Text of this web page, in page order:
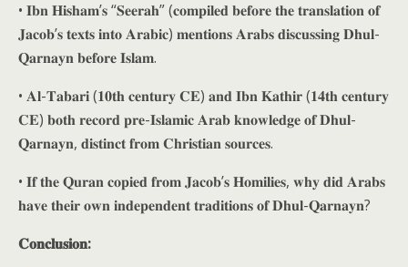
• 𝐈𝐛𝐧 𝐇𝐢𝐬𝐡𝐚𝐦’𝐬 “𝐒𝐞𝐞𝐫𝐚𝐡” (𝐜𝐨𝐦𝐩𝐢𝐥𝐞𝐝 𝐛𝐞𝐟𝐨𝐫𝐞 𝐭𝐡𝐞 𝐭𝐫𝐚𝐧𝐬𝐥𝐚𝐭𝐢𝐨𝐧 𝐨𝐟
𝐉𝐚𝐜𝐨𝐛’𝐬 𝐭𝐞𝐱𝐭𝐬 𝐢𝐧𝐭𝐨 𝐀𝐫𝐚𝐛𝐢𝐜) 𝐦𝐞𝐧𝐭𝐢𝐨𝐧𝐬 𝐀𝐫𝐚𝐛𝐬 𝐝𝐢𝐬𝐜𝐮𝐬𝐬𝐢𝐧𝐠 𝐃𝐡𝐮𝐥-
𝐐𝐚𝐫𝐧𝐚𝐲𝐧 𝐛𝐞𝐟𝐨𝐫𝐞 𝐈𝐬𝐥𝐚𝐦.
• 𝐀𝐥-𝐓𝐚𝐛𝐚𝐫𝐢 (𝟏𝟎𝐭𝐡 𝐜𝐞𝐧𝐭𝐮𝐫𝐲 𝐂𝐄) 𝐚𝐧𝐝 𝐈𝐛𝐧 𝐊𝐚𝐭𝐡𝐢𝐫 (𝟏𝟒𝐭𝐡 𝐜𝐞𝐧𝐭𝐮𝐫𝐲
𝐂𝐄) 𝐛𝐨𝐭𝐡 𝐫𝐞𝐜𝐨𝐫𝐝 𝐩𝐫𝐞-𝐈𝐬𝐥𝐚𝐦𝐢𝐜 𝐀𝐫𝐚𝐛 𝐤𝐧𝐨𝐰𝐥𝐞𝐝𝐠𝐞 𝐨𝐟 𝐃𝐡𝐮𝐥-
𝐐𝐚𝐫𝐧𝐚𝐲𝐧, 𝐝𝐢𝐬𝐭𝐢𝐧𝐜𝐭 𝐟𝐫𝐨𝐦 𝐂𝐡𝐫𝐢𝐬𝐭𝐢𝐚𝐧 𝐬𝐨𝐮𝐫𝐜𝐞𝐬.
• 𝐈𝐟 𝐭𝐡𝐞 𝐐𝐮𝐫𝐚𝐧 𝐜𝐨𝐩𝐢𝐞𝐝 𝐟𝐫𝐨𝐦 𝐉𝐚𝐜𝐨𝐛’𝐬 𝐇𝐨𝐦𝐢𝐥𝐢𝐞𝐬, 𝐰𝐡𝐲 𝐝𝐢𝐝 𝐀𝐫𝐚𝐛𝐬
𝐡𝐚𝐯𝐞 𝐭𝐡𝐞𝐢𝐫 𝐨𝐰𝐧 𝐢𝐧𝐝𝐞𝐩𝐞𝐧𝐝𝐞𝐧𝐭 𝐭𝐫𝐚𝐝𝐢𝐭𝐢𝐨𝐧𝐬 𝐨𝐟 𝐃𝐡𝐮𝐥-𝐐𝐚𝐫𝐧𝐚𝐲𝐧?
𝐂𝐨𝐧𝐜𝐥𝐮𝐬𝐢𝐨𝐧: